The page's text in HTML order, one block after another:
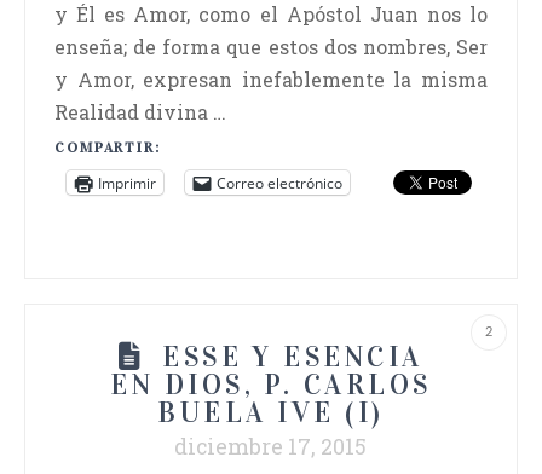
y Él es Amor, como el Apóstol Juan nos lo
enseña; de forma que estos dos nombres, Ser
y Amor, expresan inefablemente la misma
Realidad divina …
COMPARTIR:
Imprimir Correo electrónico
2
ESSE Y ESENCIA
EN DIOS, P. CARLOS
BUELA IVE (I)
diciembre 17, 2015